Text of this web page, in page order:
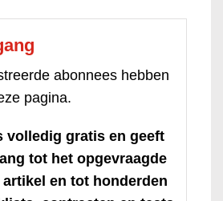
abonnees hebben
pagina.
volledig gratis en geeft
tot het opgevraagde
en tot honderden